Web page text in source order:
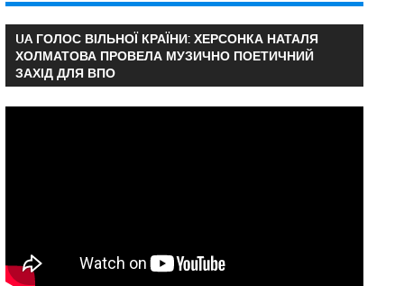
UA ГОЛОС ВІЛЬНОЇ КРАЇНИ: ХЕРСОНКА НАТАЛЯ
ХОЛМАТОВА ПРОВЕЛА МУЗИЧНО ПОЕТИЧНИЙ
ЗАХІД ДЛЯ ВПО